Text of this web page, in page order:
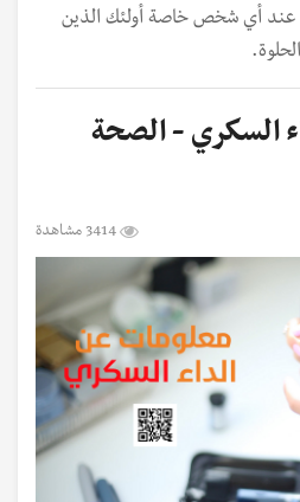
أي شخص خاصة أولئك الذين
السكري - الصحة
3414 مشاهدة